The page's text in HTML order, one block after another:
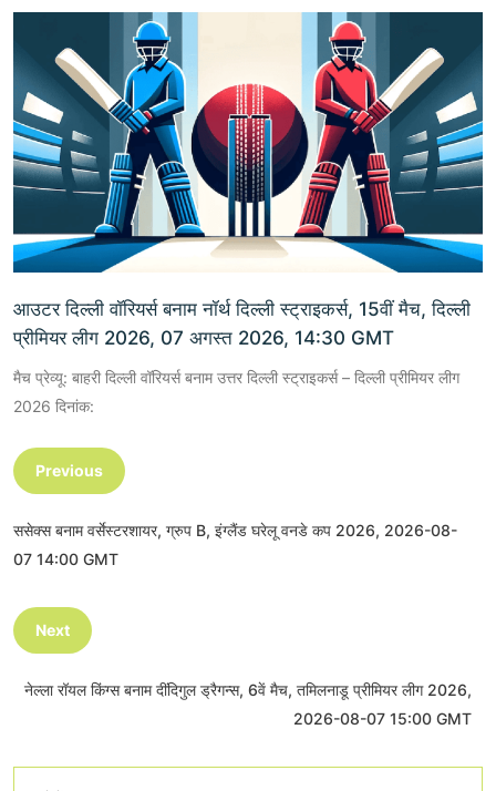
आउटर दिल्ली वॉरियर्स बनाम नॉर्थ दिल्ली स्ट्राइकर्स, 15वीं मैच, दिल्ली
प्रीमियर लीग 2026, 07 अगस्त 2026, 14:30 GMT
मैच प्रेव्यू: बाहरी दिल्ली वॉरियर्स बनाम उत्तर दिल्ली स्ट्राइकर्स – दिल्ली प्रीमियर लीग
2026 दिनांक:
Previous
ससेक्स बनाम वर्सेस्टरशायर, ग्रुप B, इंग्लैंड घरेलू वनडे कप 2026, 2026-08-
07 14:00 GMT
Next
नेल्ला रॉयल किंग्स बनाम दींदिगुल ड्रैगन्स, 6वें मैच, तमिलनाडू प्रीमियर लीग 2026,
2026-08-07 15:00 GMT